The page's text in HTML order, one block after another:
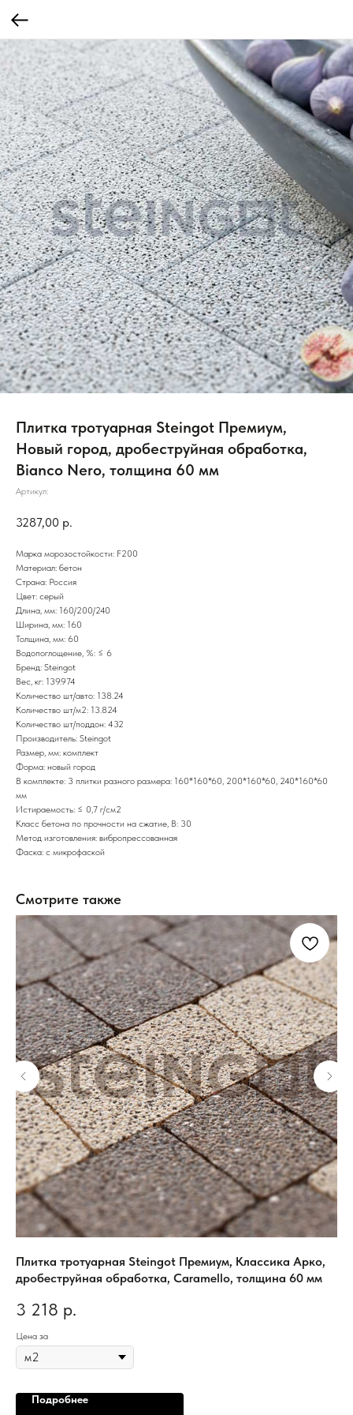
Плитка тротуарная Steingot Премиум,
Новый город, дробеструйная обработка,
Bianco Nero, толщина 60 мм
Артикул:
3287,00 р.
Марка морозостойкости: F200
Материал: бетон
Страна: Россия
Цвет: серый
Длина, мм: 160/200/240
Ширина, мм: 160
Толщина, мм: 60
Водопоглощение, %: ≤ 6
Бренд: Steingot
Вес, кг: 139.974
Количество шт/авто: 138.24
Количество шт/м2: 13.824
Количество шт/поддон: 432
Производитель: Steingot
Размер, мм: комплект
Форма: новый город
В комплекте: 3 плитки разного размера: 160*160*60, 200*160*60, 240*160*60
мм
Истираемость: ≤ 0,7 г/см2
Класс бетона по прочности на сжатие, В: 30
Метод изготовления: вибропрессованная
Фаска: с микрофаской
Смотрите также
Плитка тротуарная Steingot Премиум, Классика Арко,
дробеструйная обработка, Caramello, толщина 60 мм
3 218 р.
Цена за
Подробнее